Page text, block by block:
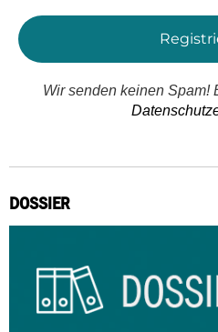
Wir senden keinen Spam!
DOSSIER